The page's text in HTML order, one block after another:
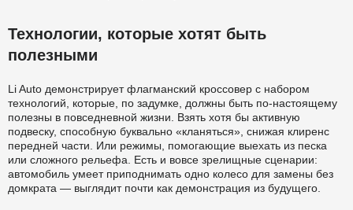
Технологии, которые хотят быть
полезными
Li Auto демонстрирует флагманский кроссовер с набором
технологий, которые, по задумке, должны быть по-настоящему
полезны в повседневной жизни. Взять хотя бы активную
подвеску, способную буквально «кланяться», снижая клиренс
передней части. Или режимы, помогающие выехать из песка
или сложного рельефа. Есть и вовсе зрелищные сценарии:
автомобиль умеет приподнимать одно колесо для замены без
домкрата — выглядит почти как демонстрация из будущего.